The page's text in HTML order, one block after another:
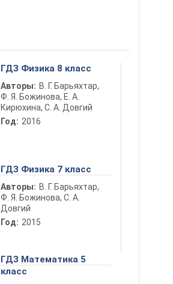
ГДЗ Физика 8 класс
Авторы: В. Г. Барьяхтар,
Ф. Я. Божинова, Е. А.
Кирюхина, С. А. Довгий
Год: 2016
ГДЗ Физика 7 класс
Авторы: В. Г. Барьяхтар,
Ф. Я. Божинова, С. А.
Довгий
Год: 2015
ГДЗ Математика 5
класс